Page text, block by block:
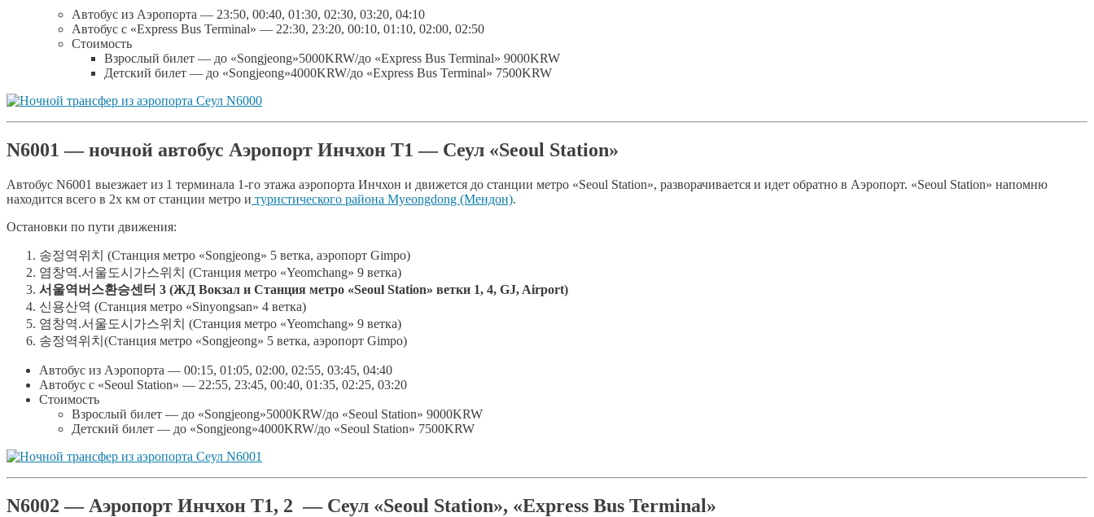
Автобус из Аэропорта — 23:50, 00:40, 01:30, 02:30, 03:20, 04:10
Автобус с «Express Bus Terminal» — 22:30, 23:20, 00:10, 01:10, 02:00, 02:50
Стоимость
Взрослый билет — до «Songjeong»5000KRW/до «Express Bus Terminal» 9000KRW
Детский билет — до «Songjeong»4000KRW/до «Express Bus Terminal» 7500KRW
N6001 — ночной автобус Аэропорт Инчхон Т1 — Сеул «Seoul Station»
Автобус N6001 выезжает из 1 терминала 1-го этажа аэропорта Инчхон и движется до станции метро «Seoul Station», разворачивается и идет обратно в Аэропорт. «Seoul Station» напомню
находится всего в 2х км от станции метро и туристического района Myeongdong (Мендон).
Остановки по пути движения:
송정역위치 (Станция метро «Songjeong» 5 ветка, аэропорт Gimpo)
염창역.서울도시가스위치 (Станция метро «Yeomchang» 9 ветка)
서울역버스환승센터 3 (ЖД Вокзал и Станция метро «Seoul Station» ветки 1, 4, GJ, Airport)
신용산역 (Станция метро «Sinyongsan» 4 ветка)
염창역.서울도시가스위치 (Станция метро «Yeomchang» 9 ветка)
송정역위치(Станция метро «Songjeong» 5 ветка, аэропорт Gimpo)
Автобус из Аэропорта — 00:15, 01:05, 02:00, 02:55, 03:45, 04:40
Автобус с «Seoul Station» — 22:55, 23:45, 00:40, 01:35, 02:25, 03:20
Стоимость
Взрослый билет — до «Songjeong»5000KRW/до «Seoul Station» 9000KRW
Детский билет — до «Songjeong»4000KRW/до «Seoul Station» 7500KRW
N6002 — Аэропорт Инчхон Т1, 2 — Сеул «Seoul Station», «Express Bus Terminal»